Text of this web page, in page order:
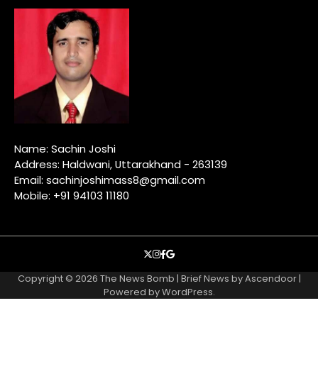
Name: Sachin Joshi
Address: Haldwani, Uttarakhand - 263139
Email: sachinjoshimass8@gmail.com
Mobile: +91 94103 11180
Xinstagram
facebook
google
Copyright © 2026 The News Bomb | Brief News byAscendoor|
Powered byWordPress.